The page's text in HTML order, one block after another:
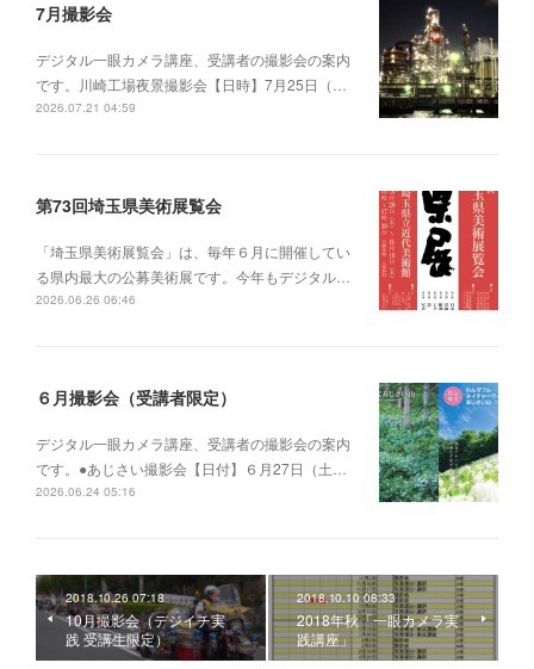
7月撮影会
デジタル一眼カメラ講座、受講者の撮影会の案内
です。川崎工場夜景撮影会【日時】7月25日（…
2026.07.21 04:59
第73回埼玉県美術展覧会
「埼玉県美術展覧会」は、毎年６月に開催してい
る県内最大の公募美術展です。今年もデジタル…
2026.06.26 06:46
６月撮影会（受講者限定）
デジタル一眼カメラ講座、受講者の撮影会の案内
です。●あじさい撮影会【日付】６月27日（土…
2026.06.24 05:16
2018.10.26 07:18
10月撮影会（デジイチ実
践 受講生限定）
2018.10.10 08:33
2018年秋「一眼カメラ実
践講座」